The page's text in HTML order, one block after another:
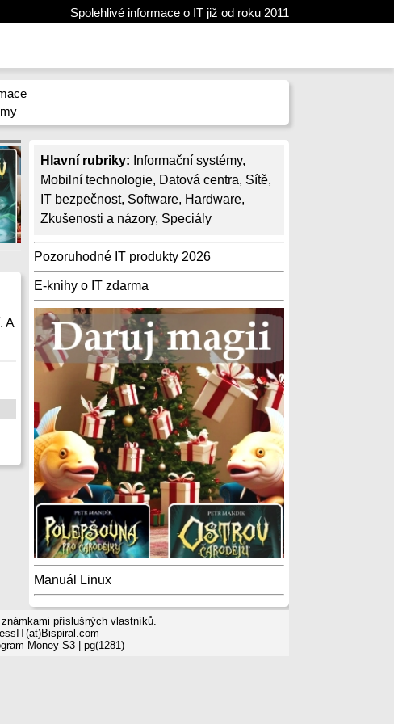
Spolehlivé informace o IT již od roku 2011
Hlavní rubriky: Informační systémy,
Mobilní technologie, Datová centra, Sítě,
IT bezpečnost, Software, Hardware,
Zkušenosti a názory, Speciály
Pozoruhodné IT produkty 2026
E-knihy o IT zdarma
Manuál Linux
A
příslušných vlastníků.
Money S3| pg(1281)